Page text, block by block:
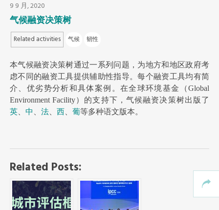
东南亚秘书处
9 9 月, 2020
气候融资决策树
Related activities 气候 韧性
本气候融资决策树通过一系列问题，为地方和地区政府考
虑不同的融资工具提供辅助性指导。每个融资工具均有简
介、优劣势分析和具体案例。在全球环境基金（Global
Environment Facility）的支持下，气候融资决策树出版了
英
中 法 西 葡等多种语文版本。
Related Posts: